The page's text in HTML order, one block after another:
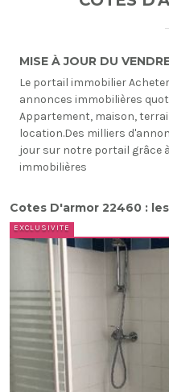
MISE À JOUR DU
Le portail immobilier
annonces immobilières
Appartement, maison,
location.Des milliers
jour sur notre portail grâce
immobilières
Cotes D'armor 22460 :